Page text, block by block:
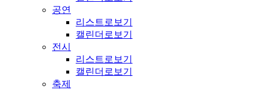
공연
리스트로보기
캘린더로보기
전시
리스트로보기
캘린더로보기
축제